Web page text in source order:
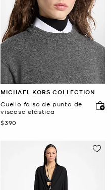
MICHAEL KORS COLLECTION
Cuello falso de punto de
viscosa elástica
Ahora
$390